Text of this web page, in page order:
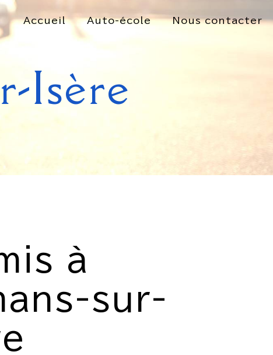
Accueil Auto-école Nous contacter
Isère
à
sur-